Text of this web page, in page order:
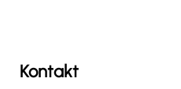
Kontakt